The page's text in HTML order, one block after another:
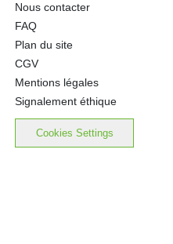
Nous contacter
FAQ
Plan du site
CGV
Mentions légales
Signalement éthique
Cookies Settings